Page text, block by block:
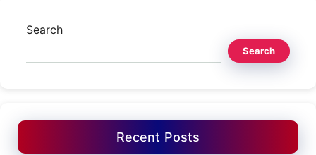
Search
Search
Recent Posts